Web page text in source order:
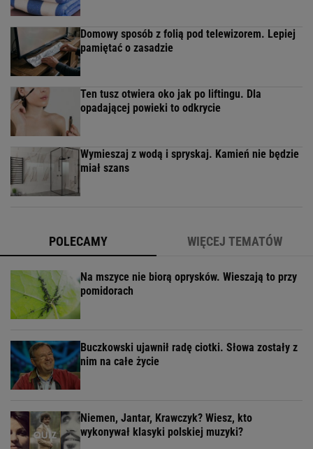
Domowy sposób z folią pod telewizorem. Lepiej
pamiętać o zasadzie
Ten tusz otwiera oko jak po liftingu. Dla
opadającej powieki to odkrycie
Wymieszaj z wodą i spryskaj. Kamień nie będzie
miał szans
POLECAMY WIĘCEJ TEMATÓW
Na mszyce nie biorą oprysków. Wieszają to przy
pomidorach
Buczkowski ujawnił radę ciotki. Słowa zostały z
nim na całe życie
Niemen, Jantar, Krawczyk? Wiesz, kto
wykonywał klasyki polskiej muzyki?